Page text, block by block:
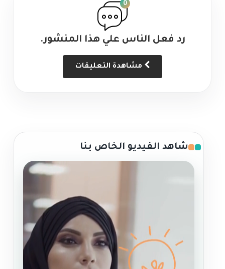
0
رد فعل الناس علي هذا المنشور.
شاهد الفيديو الخاص بنا